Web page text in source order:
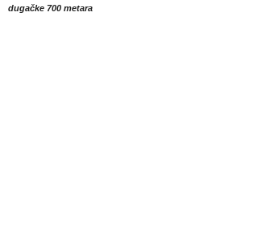
dugačke 700 metara